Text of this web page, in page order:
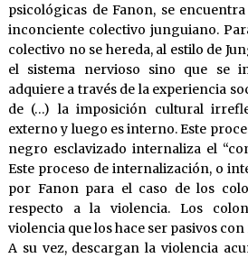
psicológicas de Fanon, se
inconciente colectivo junguiano.
colectivo no se hereda, al estilo de
el sistema nervioso sino que se
adquiere a través de la experiencia
de (…) la imposición cultural
externo y luego es interno. Este
negro esclavizado internaliza el
Este proceso de internalización, o
por Fanon para el caso de los
respecto a la violencia. Los
violencia que los hace ser pasivos
A su vez, descargan la violencia